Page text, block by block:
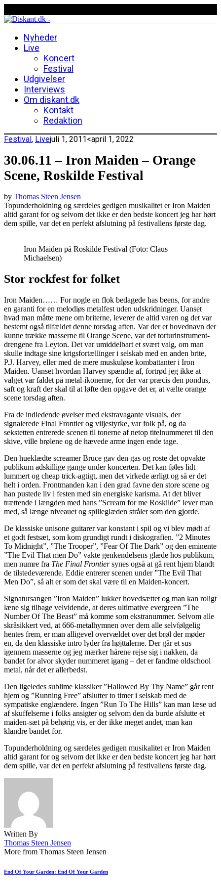
Nyheder
Live
Koncert
Festival
Udgivelser
Interviews
Om diskant.dk
Kontakt
Redaktion
Festival, Livejuli 1, 2011<april 1, 2022
30.06.11 – Iron Maiden – Orange
Scene, Roskilde Festival
by Thomas Steen Jensen
Topunderholdning og særdeles gedigen musikalitet er Iron Maiden
altid garant for og selvom det ikke er den bedste koncert jeg har hørt
dem spille, var det en perfekt afslutning på festivallens første dag.
Iron Maiden på Roskilde Festival (Foto: Claus
Michaelsen)
Stor rockfest for folket
Iron Maiden…… For nogle en flok bedagede has beens, for andre
en garanti for en melodiøs metalfest uden udskridninger. Uanset
hvad man måtte mene om briterne, leverer de altid varen og det var
bestemt også tilfældet denne torsdag aften. Var der et hovednavn der
kunne trække masserne til Orange Scene, var det torturinstrument-
drengene fra Leyton. Det var umiddelbart et svært valg, om man
skulle indtage sine krigsfortællinger i selskab med en anden brite,
P.J. Harvey, eller med de mere muskuløse kombattanter i Iron
Maiden. Uanset hvordan Harvey spændte af, fortrød jeg ikke at
valget var faldet på metal-ikonerne, for der var præcis den pondus,
saft og kraft der skal til at løfte den opgave det er, at vælte orange
scene torsdag aften.
Fra de indledende øvelser med ekstravagante visuals, der
signalerede Final Frontier og viljestyrke, var folk på, og da
sekstetten entrerede scenen til tonerne af netop titelnummeret til den
skive, ville brølene og de hævede arme ingen ende tage.
Den hueklædte screamer Bruce gav den gas og roste det opvakte
publikum adskillige gange under koncerten. Det kan føles lidt
lummert og cheap trick-agtigt, men det virkede ærligt og så er det
helt i orden. Frontmanden kan i den grad favne den store scene og
han pustede liv i festen med sin energiske karisma. At det bliver
trættende i længden med hans ”Scream for me Roskilde” lever man
med, så længe niveauet og spilleglæden stråler som den gjorde.
De klassiske unisone guitarer var konstant i spil og vi blev mødt af
et godt festsæt, som kom grundigt rundt i diskografien. ”2 Minutes
To Midnight”, ”The Trooper”, ”Fear Of The Dark” og den eminente
”The Evil That men Do” vakte genkendelsens glæde hos publikum,
men numre fra The Final Frontiersynes også at gå rent hjem blandt
de tilstedeværende. Eddie entrerer scenen under ”The Evil That
Men Do”, så alt er som det skal være til en Maiden-koncert.
Signatursangen ”Iron Maiden” lukker hovedsættet og man kan roligt
læne sig tilbage velvidende, at deres ultimative evergreen ”The
Number Of The Beast” må komme som ekstranummer. Selvom alle
skråsikkert ved, at 666-metalhymnen over dem alle selvfølgelig
hentes frem, er man alligevel overvældet over det brøl der møder
en, da den klassiske intro lyder fra højttalerne. Der går et sus
igennem masserne og jeg mærker hårene rejse sig i nakken, da
bandet for alvor skyder nummeret igang – det er fandme oldschool
metal, når det er allerbedst.
Den ligeledes sublime klassiker ”Hallowed By Thy Name” går rent
hjem og ”Running Free” afslutter to timer i selskab med de
sympatiske englændere. Ingen ”Run To The Hills” kan man læse ud
af skuffelserne i folks ansigter og selvom den da burde afslutte et
maiden-sæt på behørig vis, er der ikke meget andet, man kan
klandre bandet for.
Topunderholdning og særdeles gedigen musikalitet er Iron Maiden
altid garant for og selvom det ikke er den bedste koncert jeg har hørt
dem spille, var det en perfekt afslutning på festivallens første dag.
Written By
Thomas Steen Jensen
More from Thomas Steen Jensen
End Of Your Garden: End Of Your Garden